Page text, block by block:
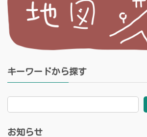
キーワードから探す
お知らせ